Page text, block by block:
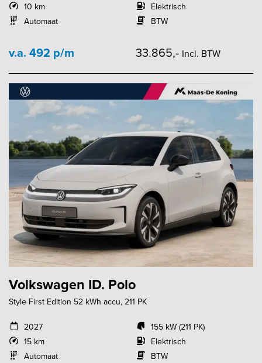
10 km
Automaat
Elektrisch
BTW
v.a. 492 p/m 33.865,- Incl. BTW
Volkswagen ID. Polo
Style First Edition 52 kWh accu, 211 PK
2027
15 km
Automaat
155 kW (211 PK)
Elektrisch
BTW